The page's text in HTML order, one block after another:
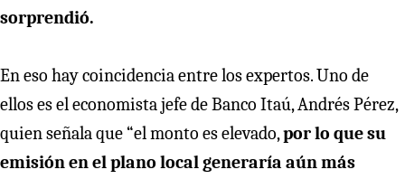
sorprendió.
En eso hay coincidencia entre los expertos. Uno de
ellos es el economista jefe de Banco Itaú, Andrés Pérez,
quien señala que “el monto es elevado,por lo que su
emisión en el plano local generaría aún más